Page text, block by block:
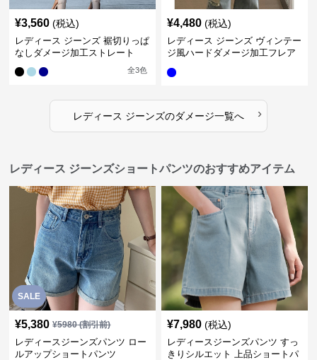
¥3,560 (税込)
レディース ジーンズ 裾切りっぱ
なしダメージ加工ストレート
全3色
¥4,480 (税込)
レディース ジーンズ ヴィンテー
ジ風ハードダメージ加工フレア
レディース ジーンズのダメージ一覧へ ›
レディース ジーンズショートパンツのおすすめアイテム
SALE
¥5,380 ¥5980(割引前)
レディースジーンズパンツ ロー
ルアップショートパンツ
¥7,980 (税込)
レディースジーンズパンツ すっ
きりシルエット 上品ショートパ